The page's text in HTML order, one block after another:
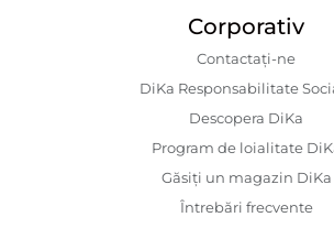
Corporativ
Contactaţi-ne
DiKa Responsabilitate
Descopera DiKa
Program de loialitate
Găsiți un magazin DiKa
Întrebări frecvente